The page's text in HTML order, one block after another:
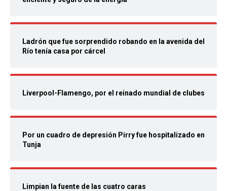
Ladrón que fue sorprendido robando en la avenida del
Río tenía casa por cárcel
Liverpool-Flamengo, por el reinado mundial de clubes
Por un cuadro de depresión Pirry fue hospitalizado en
Tunja
Limpian la fuente de las cuatro caras